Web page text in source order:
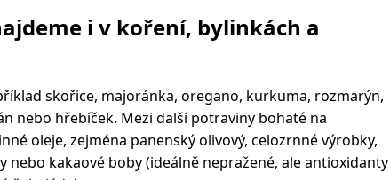
i v koření, bylinkách a
skořice, majoránka, oregano, kurkuma, rozmarýn,
nebo hřebíček. Mezi další potraviny bohaté na
oleje, zejména panenský olivový, celozrnné výrobky,
nebo kakaové boby (ideálně nepražené, ale antioxidanty